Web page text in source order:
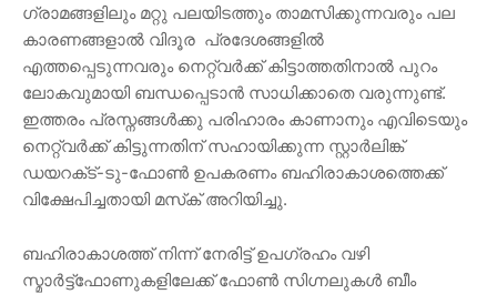
ഗ്രാമങ്ങളിലും മറ്റു പലയിടത്തും താമസിക്കുന്നവരും പല
കാരണങ്ങളാൽ വിദൂര പ്രദേശങ്ങളിൽ
എത്തപ്പെടുന്നവരും നെറ്റ്‌വർക്ക് കിട്ടാത്തതിനാൽ പുറം
ലോകവുമായി ബന്ധപ്പെടാൻ സാധിക്കാതെ വരുന്നുണ്ട്.
ഇത്തരം പ്രസ്നങ്ങൾക്കു പരിഹാരം കാണാനും എവിടെയും
നെറ്റ്‌വർക്ക് കിട്ടുന്നതിന് സഹായിക്കുന്ന സ്റ്റാർലിങ്ക്
ഡയറക്‌ട്-ടു-ഫോൺ ഉപകരണം ബഹിരാകാശത്തെക്ക്
വിക്ഷേപിച്ചതായി മസ്‌ക് അറിയിച്ചു.
ബഹിരാകാശത്ത് നിന്ന് നേരിട്ട് ഉപഗ്രഹം വഴി
സ്മാർട്ട്‌ഫോണുകളിലേക്ക് ഫോൺ സിഗ്നലുകൾ ബീം